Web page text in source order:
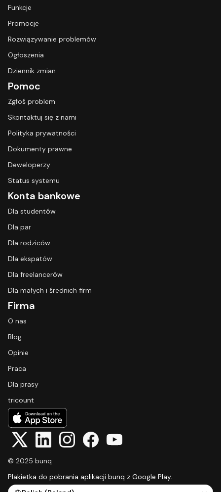
Funkcje
Promocje
Rozwiązywanie problemów
Ogłoszenia
Dziennik zmian
Pomoc
Zgłoś problem
Skontaktuj się z nami
Polityka prywatności
Dokumenty prawne
Deweloperzy
Status systemu
Konta bankowe
Dla studentów
Dla par
Dla rodziców
Dla ekspatów
Dla freelancerów
Dla małych i średnich firm
Firma
O nas
Blog
Opinie
Praca
Dla prasy
tricount
© 2025 bunq
Plakietka do pobrania aplikacji bunq z Google Play.
Select Language